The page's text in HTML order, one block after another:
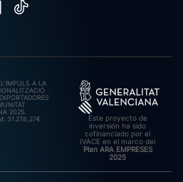
A LA
2025.
31.278,27€
Este proyecto de
inversión ha sido
cofinanciado por el
IVACE en el marco del
Plan ARA EMPRESES
2025